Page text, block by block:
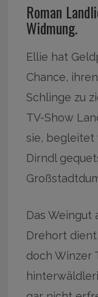
Roman
Widmung.
Ellie hat
Chance,
Schlinge zu
TV-Show
sie, begleitet
Dirndl
Das Weingut
Drehort
doch Winzer